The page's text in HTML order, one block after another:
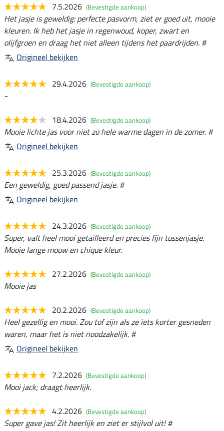
7.5.2026 (Bevestigde aankoop)
Het jasje is geweldig: perfecte pasvorm, ziet er goed uit, mooie
kleuren. Ik heb het jasje in regenwoud, koper, zwart en
olijfgroen en draag het niet alleen tijdens het paardrijden. #
Origineel bekijken
29.4.2026 (Bevestigde aankoop)
-
18.4.2026 (Bevestigde aankoop)
Mooie lichte jas voor niet zo hele warme dagen in de zomer. #
Origineel bekijken
25.3.2026 (Bevestigde aankoop)
Een geweldig, goed passend jasje. #
Origineel bekijken
24.3.2026 (Bevestigde aankoop)
Super, valt heel mooi getailleerd en precies fijn tussenjasje.
Mooie lange mouw en chique kleur.
27.2.2026 (Bevestigde aankoop)
Mooie jas
20.2.2026 (Bevestigde aankoop)
Heel gezellig en mooi. Zou tof zijn als ze iets korter gesneden
waren, maar het is niet noodzakelijk. #
Origineel bekijken
7.2.2026 (Bevestigde aankoop)
Mooi jack; draagt heerlijk.
4.2.2026 (Bevestigde aankoop)
Super gave jas! Zit heerlijk en ziet er stijlvol uit! #